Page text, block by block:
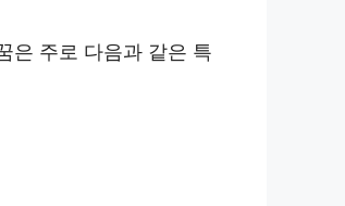
은 주로 다음과 같은 특